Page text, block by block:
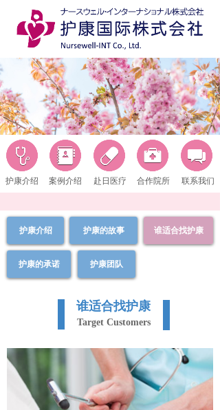
联系我们
护康介绍 案例介绍 赴日医疗 合作院所
护康的故事 谁适合找护康
护康介绍
护康团队
护康的承诺
谁适合找护康
Target Customers